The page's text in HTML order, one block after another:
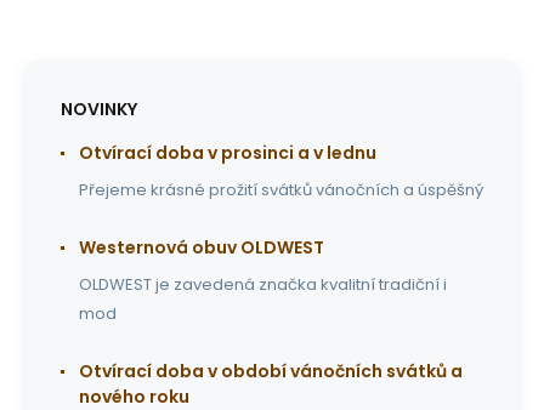
NOVINKY
Otvírací doba v prosinci a v lednu
Přejeme krásné prožití svátků vánočních a úspěšný
Westernová obuv OLDWEST
OLDWEST je zavedená značka kvalitní tradiční i
mod
Otvírací doba v období vánočních svátků a
nového roku